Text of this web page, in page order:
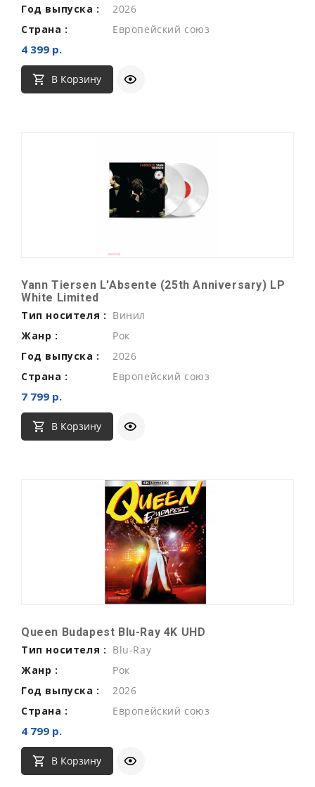
Год выпуска :
2026
Страна :
Европейский союз
4 399 р.
В Корзину
Yann Tiersen L'Absente (25th Anniversary) LP
White Limited
Тип носителя : Винил
Жанр :
Рок
Год выпуска :
2026
Страна :
Европейский союз
7 799 р.
В Корзину
Queen Budapest Blu-Ray 4K UHD
Тип носителя : Blu-Ray
Жанр :
Рок
Год выпуска :
2026
Страна :
Европейский союз
4 799 р.
В Корзину